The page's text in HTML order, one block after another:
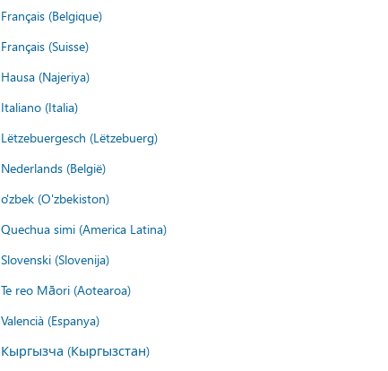
Français (Belgique)
Français (Suisse)
Hausa (Najeriya)
Italiano (Italia)
Lëtzebuergesch (Lëtzebuerg)
Nederlands (België)
o'zbek (O'zbekiston)
Quechua simi (America Latina)
Slovenski (Slovenija)
Te reo Māori (Aotearoa)
Valencià (Espanya)
Кыргызча (Кыргызстан)